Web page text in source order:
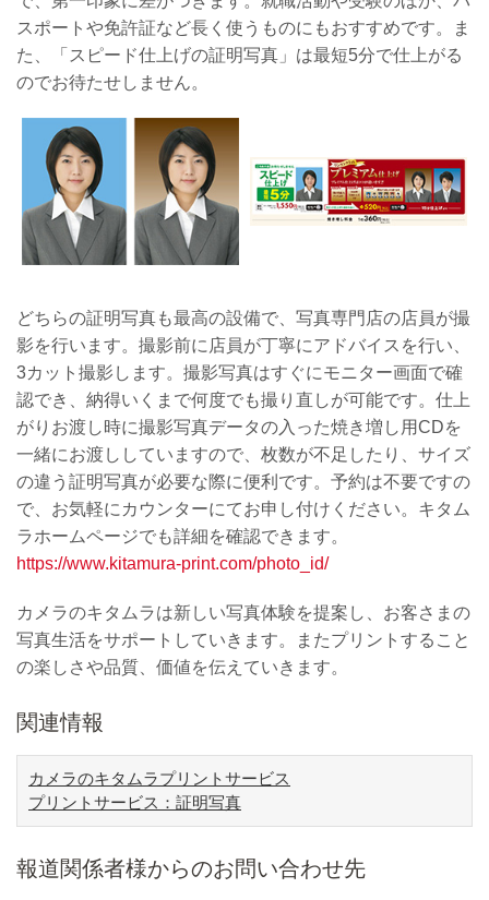
スポートや免許証など長く使うものにもおすすめです。ま
た、「スピード仕上げの証明写真」は最短5分で仕上がる
のでお待たせしません。
どちらの証明写真も最高の設備で、写真専門店の店員が撮
影を行います。撮影前に店員が丁寧にアドバイスを行い、
3カット撮影します。撮影写真はすぐにモニター画面で確
認でき、納得いくまで何度でも撮り直しが可能です。仕上
がりお渡し時に撮影写真データの入った焼き増し用CDを
一緒にお渡ししていますので、枚数が不足したり、サイズ
の違う証明写真が必要な際に便利です。予約は不要ですの
で、お気軽にカウンターにてお申し付けください。キタム
ラホームページでも詳細を確認できます。
https://www.kitamura-print.com/photo_id/
カメラのキタムラは新しい写真体験を提案し、お客さまの
写真生活をサポートしていきます。またプリントすること
の楽しさや品質、価値を伝えていきます。
関連情報
カメラのキタムラプリントサービス
プリントサービス：証明写真
報道関係者様からのお問い合わせ先